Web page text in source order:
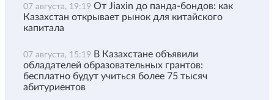
07 августа, 19:19 От Jiaxin до панда-бондов: как
Казахстан открывает рынок для китайского
капитала
07 августа, 15:19 В Казахстане объявили
обладателей образовательных грантов:
бесплатно будут учиться более 75 тысяч
абитуриентов